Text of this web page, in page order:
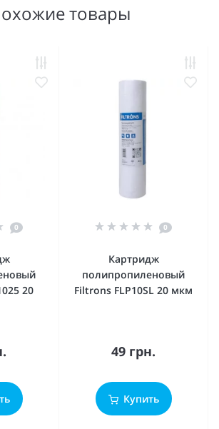
товары
0
20
0
Картридж
полипропиленовый
Filtrons FLP10SL 20 мкм
49 грн.
Купить